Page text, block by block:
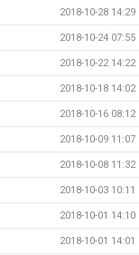
2018-10-28 14:29
2018-10-24 07:55
2018-10-22 14:22
2018-10-18 14:02
2018-10-16 08:12
2018-10-09 11:07
2018-10-08 11:32
2018-10-03 10:11
2018-10-01 14:10
2018-10-01 14:01